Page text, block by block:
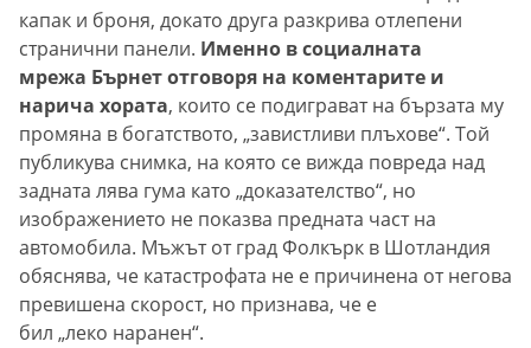
капак и броня, докато друга разкрива отлепени
странични панели. Именно в социалната
мрежа Бърнет отговоря на коментарите и
нарича хората, които се подиграват на бързата му
промяна в богатството, „завистливи плъхове“. Той
публикува снимка, на която се вижда повреда над
задната лява гума като „доказателство“, но
изображението не показва предната част на
автомобила. Мъжът от град Фолкърк в Шотландия
обяснява, че катастрофата не е причинена от негова
превишена скорост, но признава, че е
бил „леко наранен“.